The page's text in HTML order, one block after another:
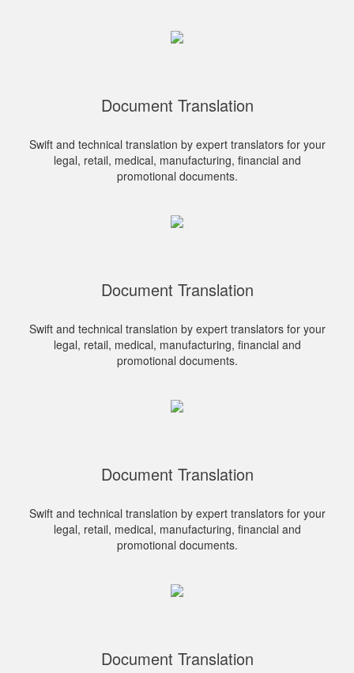
Document Translation
Swift and technical translation by expert translators for your
legal, retail, medical, manufacturing, financial and
promotional documents.
Document Translation
Swift and technical translation by expert translators for your
legal, retail, medical, manufacturing, financial and
promotional documents.
Document Translation
Swift and technical translation by expert translators for your
legal, retail, medical, manufacturing, financial and
promotional documents.
Document Translation